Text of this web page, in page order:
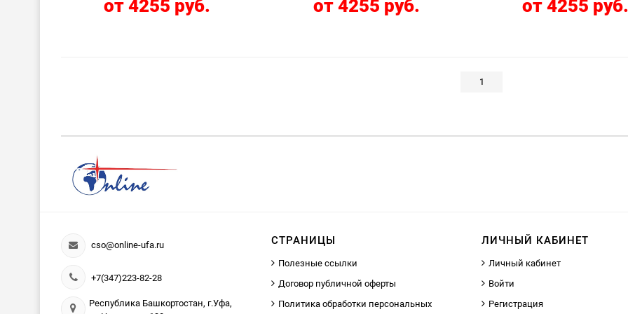
от 4255 руб. от 4255 руб. от 4255
1
cso@online-ufa.ru
+7(347)223-82-28
Республика Башкортостан, г.Уфа,
СТРАНИЦЫ
Полезные ссылки
Договор публичной оферты
Политика обработки персональных
ЛИЧНЫЙ КАБИНЕТ
Личный кабинет
Войти
Регистрация